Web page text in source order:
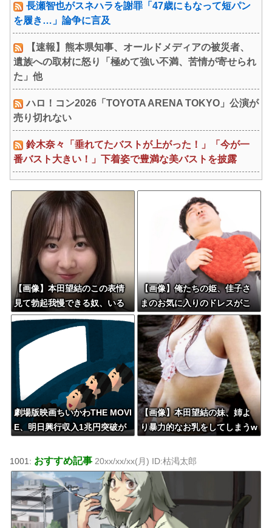
長瀬智也がスネハラを謝罪「47歳にもなって短パン
を履き…」論争に言及
【速報】熊本県知事、オールドメディアの被災者、
遺族への取材に怒り「極めて強い不満、苦情が寄せられ
た」他
ハロ！コン2026「TOYOTA ARENA TOKYO」公演が
売り切れない
鈴木奈々「垂れてたバストが上がった！」「今が一
番バスト大きい！」下着姿で豊満な美バストを披露
【画像】本田望結のこの表情
見て勃起我慢できる奴、いる
ん？
【画像】俺たちの姫、佳子さ
まのお気に入りのドレスがこ
ちらです←コレは可愛過ぎるw
w w w w w w w
劇場版映画ちいかわTHE MOVI
E、明日興行収入1兆円突破が
ｗｗｗ
【画像】本田望結の妹、姉よ
り暴力的なお乳をしてしまうw
1001: おすすめ記事 20xx/xx/xx(月) ID:枯渇太郎